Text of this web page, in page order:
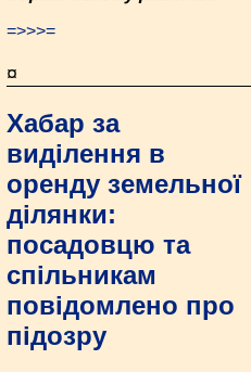
=>>>=
¤
Хабар за
виділення в
оренду земельної
ділянки:
посадовцю та
спільникам
повідомлено про
підозру